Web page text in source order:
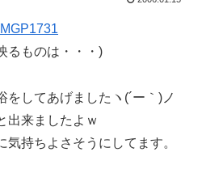
るものは・・・)
してあげましたヽ(´ー｀)ノ
出来ましたよｗ
持ちよさそうにしてます。